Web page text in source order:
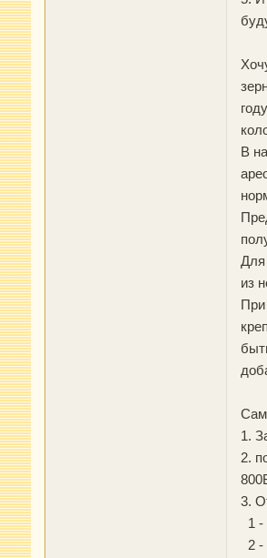
В
Для
из
При
1.
2.
3.
1 -
2 -